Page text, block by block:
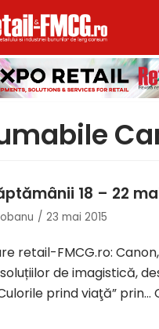
18 – 22
23 mai 2015
retail-FMCG.ro:
de imagistică,
prind viaţă” prin…